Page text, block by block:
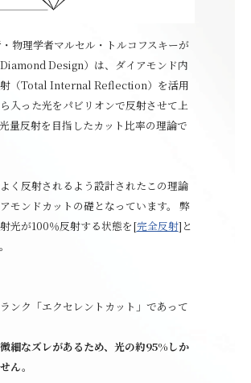
物理学者マルセル・トルコフスキーが
Design）は、ダイアモンド内
射（Total Internal Reflection）を活用
入った光をパビリオンで反射させて上
量反射を目指したカット比率の理論で
く反射されるよう設計されたこの理論
モンドカットの礎となっています。 弊
光が100％反射する状態を[完全反射]と
ンク「エクセレントカット」であって
細なズレがあるため、光の約95%しか
ん。